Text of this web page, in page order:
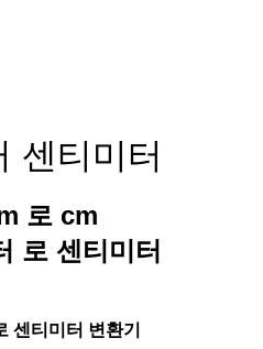
센티미터
로 cm
로 센티미터
센티미터 변환기